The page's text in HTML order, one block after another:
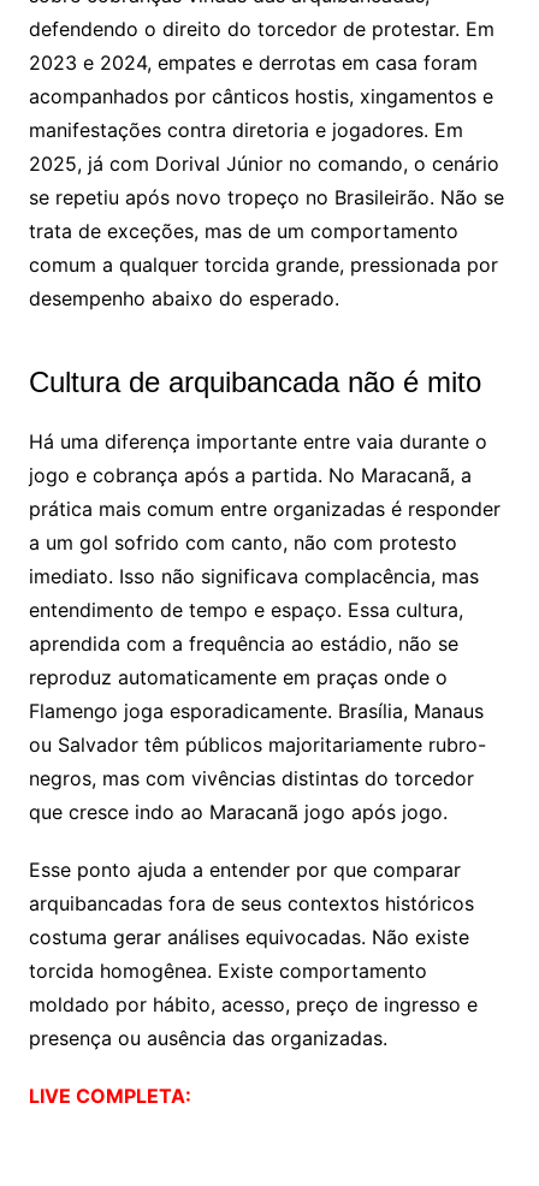
defendendo o direito do torcedor de protestar. Em
2023 e 2024, empates e derrotas em casa foram
acompanhados por cânticos hostis, xingamentos e
manifestações contra diretoria e jogadores. Em
2025, já com Dorival Júnior no comando, o cenário
se repetiu após novo tropeço no Brasileirão. Não se
trata de exceções, mas de um comportamento
comum a qualquer torcida grande, pressionada por
desempenho abaixo do esperado.
Cultura de arquibancada não é mito
Há uma diferença importante entre vaia durante o
jogo e cobrança após a partida. No Maracanã, a
prática mais comum entre organizadas é responder
a um gol sofrido com canto, não com protesto
imediato. Isso não significava complacência, mas
entendimento de tempo e espaço. Essa cultura,
aprendida com a frequência ao estádio, não se
reproduz automaticamente em praças onde o
Flamengo joga esporadicamente. Brasília, Manaus
ou Salvador têm públicos majoritariamente rubro-
negros, mas com vivências distintas do torcedor
que cresce indo ao Maracanã jogo após jogo.
Esse ponto ajuda a entender por que comparar
arquibancadas fora de seus contextos históricos
costuma gerar análises equivocadas. Não existe
torcida homogênea. Existe comportamento
moldado por hábito, acesso, preço de ingresso e
presença ou ausência das organizadas.
LIVE COMPLETA: